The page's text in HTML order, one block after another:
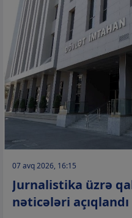
07 avq 2026, 16:15
Jurnalistika üzrə
nəticələri açıqlandı